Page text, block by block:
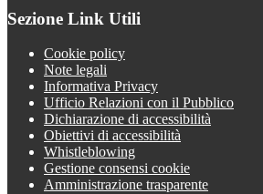
Sezione Link Utili
Cookie policy
Note legali
Informativa Privacy
Ufficio Relazioni con il Pubblico
Dichiarazione di accessibilità
Obiettivi di accessibilità
Whistleblowing
Gestione consensi cookie
Amministrazione trasparente